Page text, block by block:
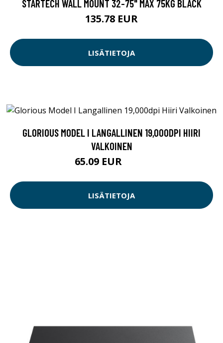
STARTECH WALL MOUNT 32-75" MAX 75KG BLACK
135.78 EUR
LISÄTIETOJA
GLORIOUS MODEL I LANGALLINEN 19,000DPI HIIRI
VALKOINEN
65.09 EUR
LISÄTIETOJA